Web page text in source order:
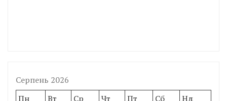
Серпень 2026
Пн
Вт Ср Чт Пт Сб
Нд